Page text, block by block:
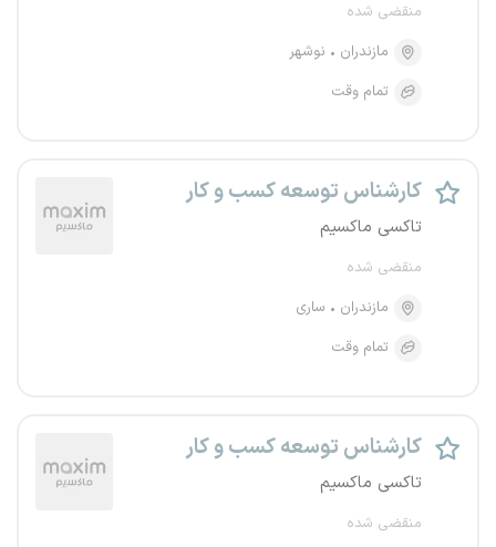
منقضی شده
مازندران
نوشهر
تمام وقت
کارشناس توسعه کسب و کار
تاکسی ماکسیم
منقضی شده
مازندران
ساری
تمام وقت
کارشناس توسعه کسب و کار
تاکسی ماکسیم
منقضی شده